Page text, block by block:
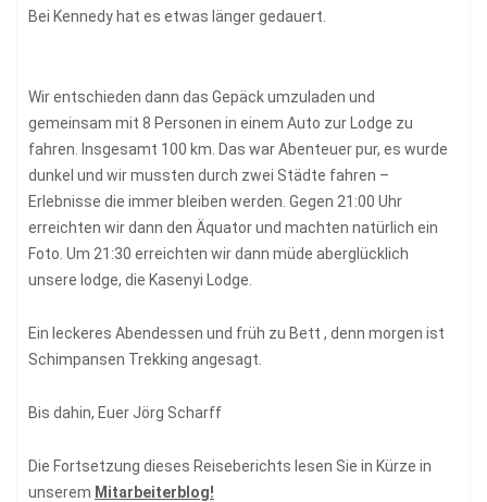
Bei Kennedy hat es etwas länger gedauert.
Wir entschieden dann das Gepäck umzuladen und
gemeinsam mit 8 Personen in einem Auto zur Lodge zu
fahren. Insgesamt 100 km. Das war Abenteuer pur, es wurde
dunkel und wir mussten durch zwei Städte fahren –
Erlebnisse die immer bleiben werden. Gegen 21:00 Uhr
erreichten wir dann den Äquator und machten natürlich ein
Foto. Um 21:30 erreichten wir dann müde aberglücklich
unsere lodge, die Kasenyi Lodge.
Ein leckeres Abendessen und früh zu Bett , denn morgen ist
Schimpansen Trekking angesagt.
Bis dahin, Euer Jörg Scharff
Die Fortsetzung dieses Reiseberichts lesen Sie in Kürze in
unserem Mitarbeiterblog!